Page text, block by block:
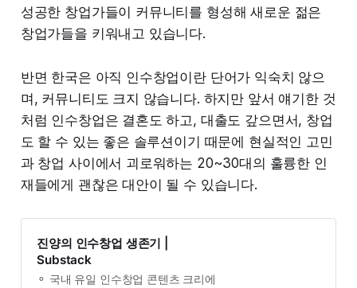
성공한 창업가들이 커뮤니티를 형성해 새로운 젊은
창업가들을 키워내고 있습니다.
반면 한국은 아직 인수창업이란 단어가 익숙치 않으
며, 커뮤니티도 크지 않습니다. 하지만 앞서 얘기한 것
처럼 인수창업은 결혼도 하고, 대출도 갚으면서, 창업
도 할 수 있는 좋은 솔루션이기 때문에 현실적인 고민
과 창업 사이에서 괴로워하는 20~30대의 훌륭한 인
재들에게 괜찮은 대안이 될 수 있습니다.
진양의 인수창업 생존기 |
Substack
⚬ 국내 유일 인수창업 콘텐츠 크리에